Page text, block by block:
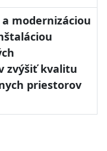
modernizáciou
zvýšiť kvalitu
priestorov